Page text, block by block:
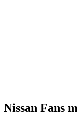
Nissan Fans